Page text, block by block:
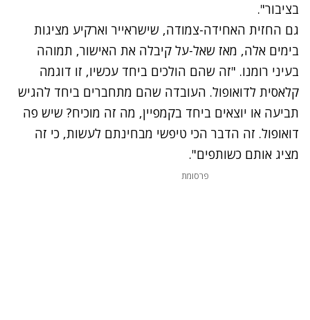
בציבור".
גם החזית האחידה-צמודה, שישראייר וארקיע מציגות
בימים אלה, מאז שאל-על קיבלה את האישור, תמוהה
בעיני רומנו. "זה שהם הולכים ביחד עכשיו, זו דוגמה
קלאסית לדואופול. העובדה שהם מתחברים ביחד להגיש
תביעה או יוצאים ביחד בקמפיין, מה זה מוכיח? שיש פה
דואופול. זה הדבר הכי טיפשי מבחינתם לעשות, כי זה
מציג אותם כשותפים".
פרסומת